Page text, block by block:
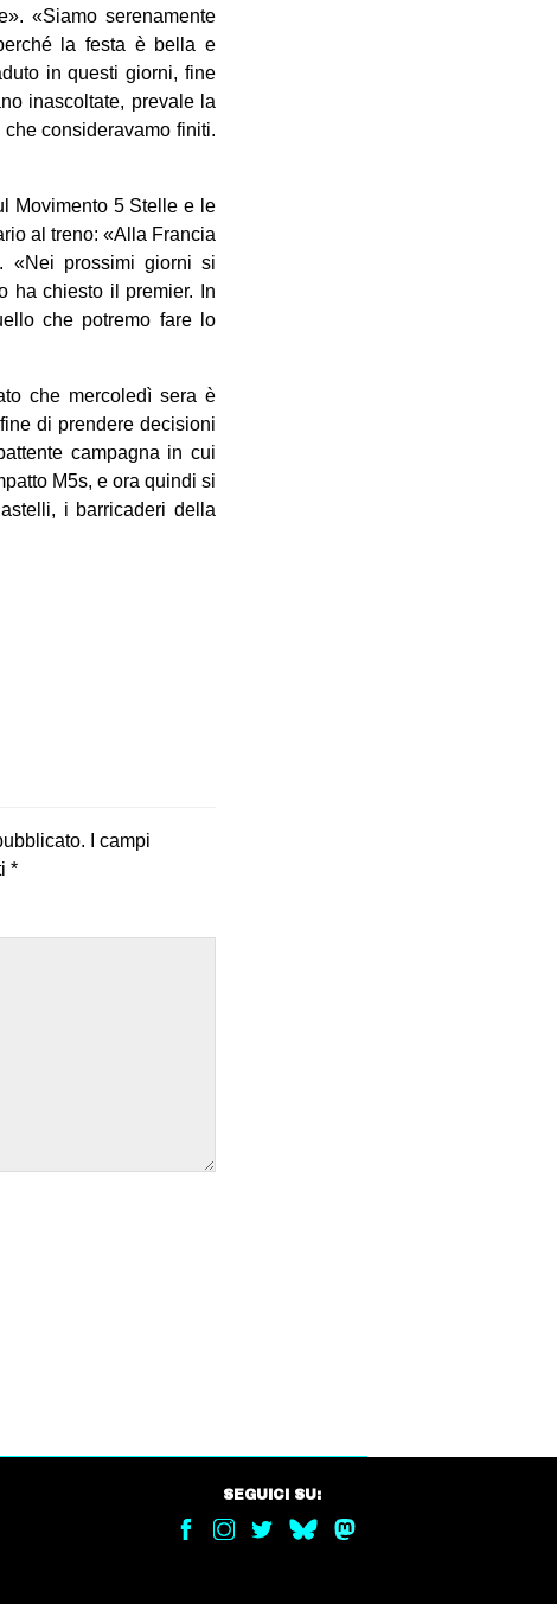
«Siamo serenamente
la festa è bella e
in questi giorni, fine
inascoltate, prevale la
consideravamo finiti.
Movimento 5 Stelle e le
al treno: «Alla Francia
«Nei prossimi giorni si
ha chiesto il premier. In
che potremo fare lo
che mercoledì sera è
di prendere decisioni
campagna in cui
M5s, e ora quindi si
i barricaderi della
I campi
*
SEGUICI SU: